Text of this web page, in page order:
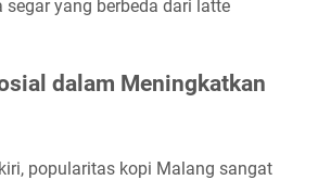
segar yang berbeda dari latte
dalam Meningkatkan
popularitas kopi Malang sangat